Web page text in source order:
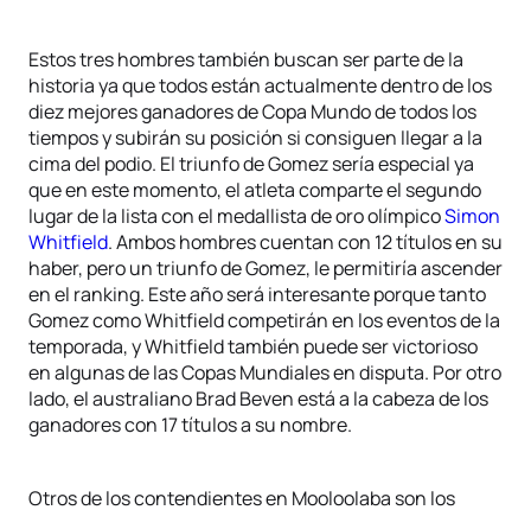
Estos tres hombres también buscan ser parte de la
historia ya que todos están actualmente dentro de los
diez mejores ganadores de Copa Mundo de todos los
tiempos y subirán su posición si consiguen llegar a la
cima del podio. El triunfo de Gomez sería especial ya
que en este momento, el atleta comparte el segundo
lugar de la lista con el medallista de oro olímpicoSimon
Whitfield. Ambos hombres cuentan con 12 títulos en su
haber, pero un triunfo de Gomez, le permitiría ascender
en el ranking. Este año será interesante porque tanto
Gomez como Whitfield competirán en los eventos de la
temporada, y Whitfield también puede ser victorioso
en algunas de las Copas Mundiales en disputa. Por otro
lado, el australiano Brad Beven está a la cabeza de los
ganadores con 17 títulos a su nombre.
Otros de los contendientes en Mooloolaba son los